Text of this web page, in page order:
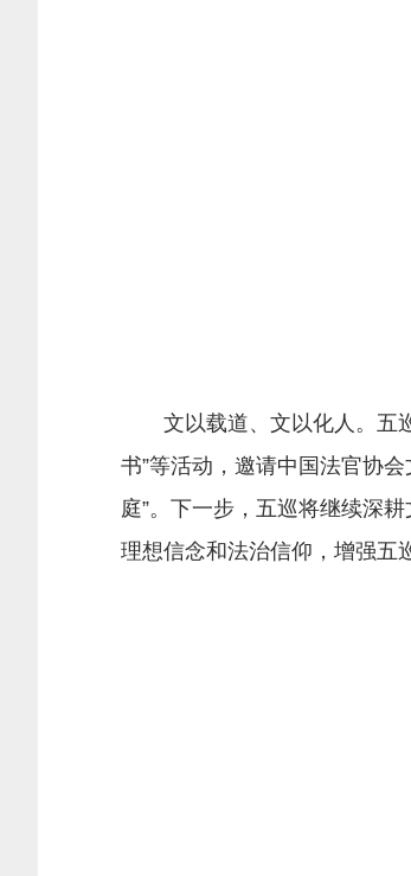
文以载道、文以化人。五巡
书”等活动，邀请中国法官协
庭”。下一步，五巡将继续深
理想信念和法治信仰，增强五